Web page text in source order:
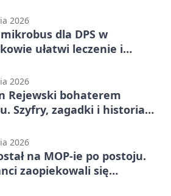
2026
dla DPS w
ułatwi leczenie i
2026
Rejewski bohaterem
Szyfry, zagadki i historia
2026
na MOP-ie po postoju.
zaopiekowali się